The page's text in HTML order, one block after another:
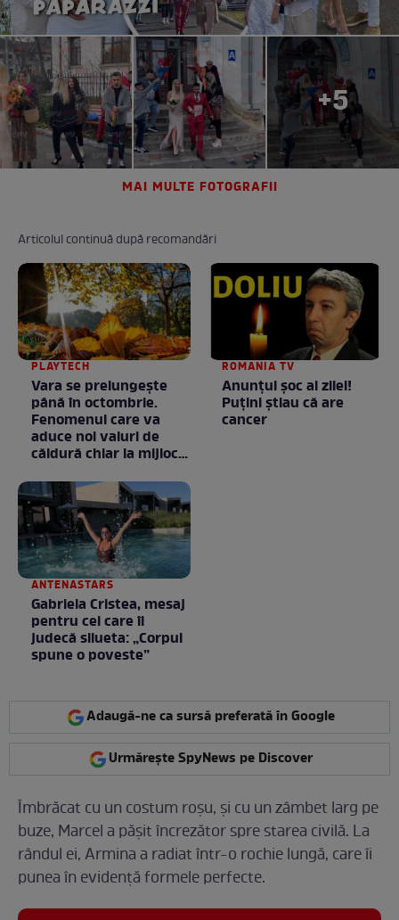
+5
MAI MULTE FOTOGRAFII
Articolul continuă după recomandări
PLAYTECH
Vara se prelungeşte
până în octombrie.
Fenomenul care va
aduce noi valuri de
căldură chiar la mijlocul
ROMANIA TV
Anunţul şoc al zilei!
Puţini ştiau că are
cancer
ANTENASTARS
Gabriela Cristea, mesaj
pentru cei care îi
judecă silueta: „Corpul
spune o poveste”
Adaugă-ne ca sursă preferată în Google
Urmărește SpyNews pe Discover
Îmbrăcat cu un costum roșu, și cu un zâmbet larg pe
buze, Marcel a pășit încrezător spre starea civilă. La
rândul ei, Armina a radiat într-o rochie lungă, care îi
punea în evidență formele perfecte.